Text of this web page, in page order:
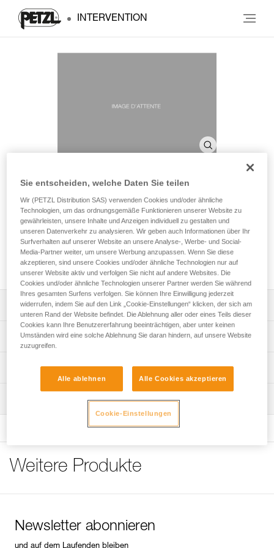
INTERVENTION
SHELL PRO
Stirnlampenbeutel
Aufbewahrungs- und Transportbeutel für Stirnlampen.
Leistungsverzeichnis
Zum einfachen Aufbewahren und Transportieren einer
Stirnlampe zusammen mit einem Akku oder
Kann mit dem mit Druckknopf verschließbaren Gurtband
sicher am Gürtel getragen werden.
Technische Spezifikationen
Zugrundeliegende Spezifikationen
Referenz : E073DA00
Garantie : 3 Jahre
Technische Informationen
Häufige Fragen
See all technical content
Weitere Produkte
Newsletter abonnieren
und auf dem Laufenden bleiben
Sie entscheiden, welche Daten Sie teilen
Wir (PETZL Distribution SAS) verwenden Cookies und/oder ähnliche
Technologien, um das ordnungsgemäße Funktionieren unserer Website zu
gewährleisten, unsere Inhalte und Anzeigen individuell zu gestalten und
unseren Datenverkehr zu analysieren. Wir geben auch Informationen über Ihr
Surfverhalten auf unserer Website an unsere Analyse-, Werbe- und Social-
Media-Partner weiter, um unsere Werbung anzupassen. Wenn Sie diese
akzeptieren, sind unsere Cookies und/oder ähnliche Technologien nur auf
unserer Website aktiv und verfolgen Sie nicht auf andere Websites. Die
Cookies und/oder ähnliche Technologien unserer Partner werden Sie während
Ihres gesamten Surfens verfolgen. Sie können Ihre Einwilligung jederzeit
widerrufen, indem Sie auf den Link „Cookie-Einstellungen“ klicken, der sich am
unteren Rand der Website befindet. Die Ablehnung aller oder eines Teils dieser
Cookies kann Ihre Benutzererfahrung beeinträchtigen, aber unter keinen
Umständen wird eine solche Ablehnung Sie daran hindern, auf unsere Website
zuzugreifen.
Alle ablehnen Alle Cookies akzeptieren
Cookie-Einstellungen